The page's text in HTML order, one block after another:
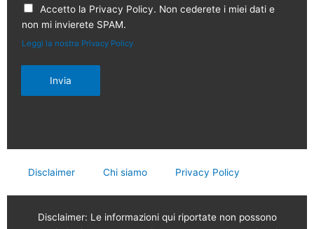
Accetto la Privacy Policy. Non cederete i miei dati e
non mi invierete SPAM.
Leggi la nostra Privacy Policy
Invia
Disclaimer Chi siamo Privacy Policy
Disclaimer: Le informazioni qui riportate non possono